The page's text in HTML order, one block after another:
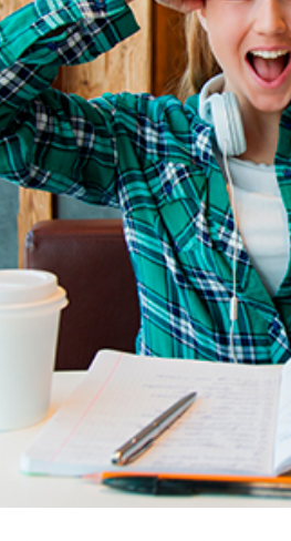
Kviss
Podden
Anmäl till
Föreslå nyord
Annonsera
Prenumerera
Läs
Press